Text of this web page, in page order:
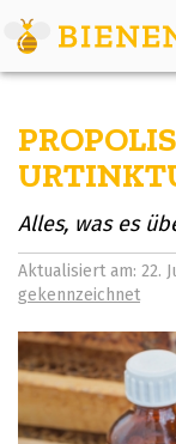
Alles, was es
Aktualisiert am: 22.
gekennzeichnet